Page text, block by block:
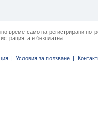
време само на регистрирани
е безплатна.
| Условия за ползване |